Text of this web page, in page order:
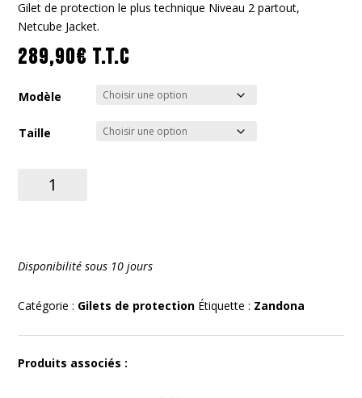
Gilet de protection le plus technique Niveau 2 partout,
Netcube Jacket.
289,90€ T.T.C
Modèle
Taille
quantité
7-
Disponibilité sous 10 jours
Catégorie : Gilets de protection Étiquette : Zandona
Produits associés :